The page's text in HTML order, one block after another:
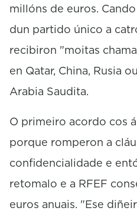
millóns de euros.
dun partido único a
recibiron "moitas
en Qatar, China, Rusia
Arabia Saudita.
O primeiro acordo cos
porque romperon a
confidencialidade e
retomalo e a RFEF
euros anuais. "Ese